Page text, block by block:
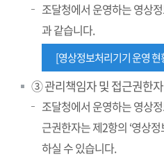
조달청에서 운영하는 영상
과 같습니다.
[영상정보처리기기 운영 현
③ 관리책임자 및 접근권한자
조달청에서 운영하는 영상
근권한자는제2항의 ‘영상
하실 수 있습니다.